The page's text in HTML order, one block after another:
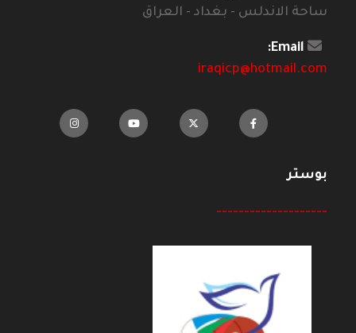
ساحة الاندلس - بغداد - العراق
Email:
iraqicp@hotmail.com
بوستر
--------------------